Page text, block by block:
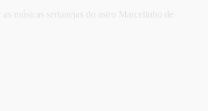
músicas sertanejas do astro Marcelinho de